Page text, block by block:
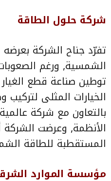
شركة حلول الطاقة
تفرّد جناح الشركة
الشمسية, ورغم
توطين صناعة قطع
الخيارات المثلى لتركيب
بالتعاون مع شركة
الأنظمة, وعرضت الشركة
المستقطبة للطاقة
مؤسسة الموارد